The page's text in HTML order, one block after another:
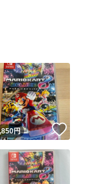
！
円 いいね！